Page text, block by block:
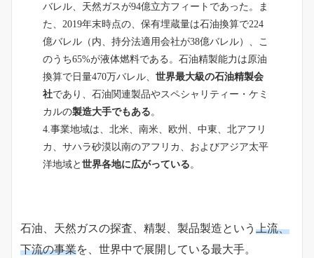
バレル、天然ガスが94億立方フィートであった。ま
た、2019年末時点の、保有埋蔵量は石油換算で224
億バレル（内、持分法適用会社が38億バレル）、こ
のうち65%が液体燃料である。石油精製能力は原油
換算で日量470万バレル、 世界最大級の石油精製会
社であり、石油関連製品やスペシャリティー・ケミ
カルの製造大手でもある。
4.事業地域は、北米、南米、欧州、中東、北アフリ
カ、サハラ砂漠以南のアフリカ、およびアジア太平
洋地域と世界各地に広がっている。
石油、天然ガスの探査、精製、製品製造という 上流、
下流の事業を、世界中で展開している最大手。